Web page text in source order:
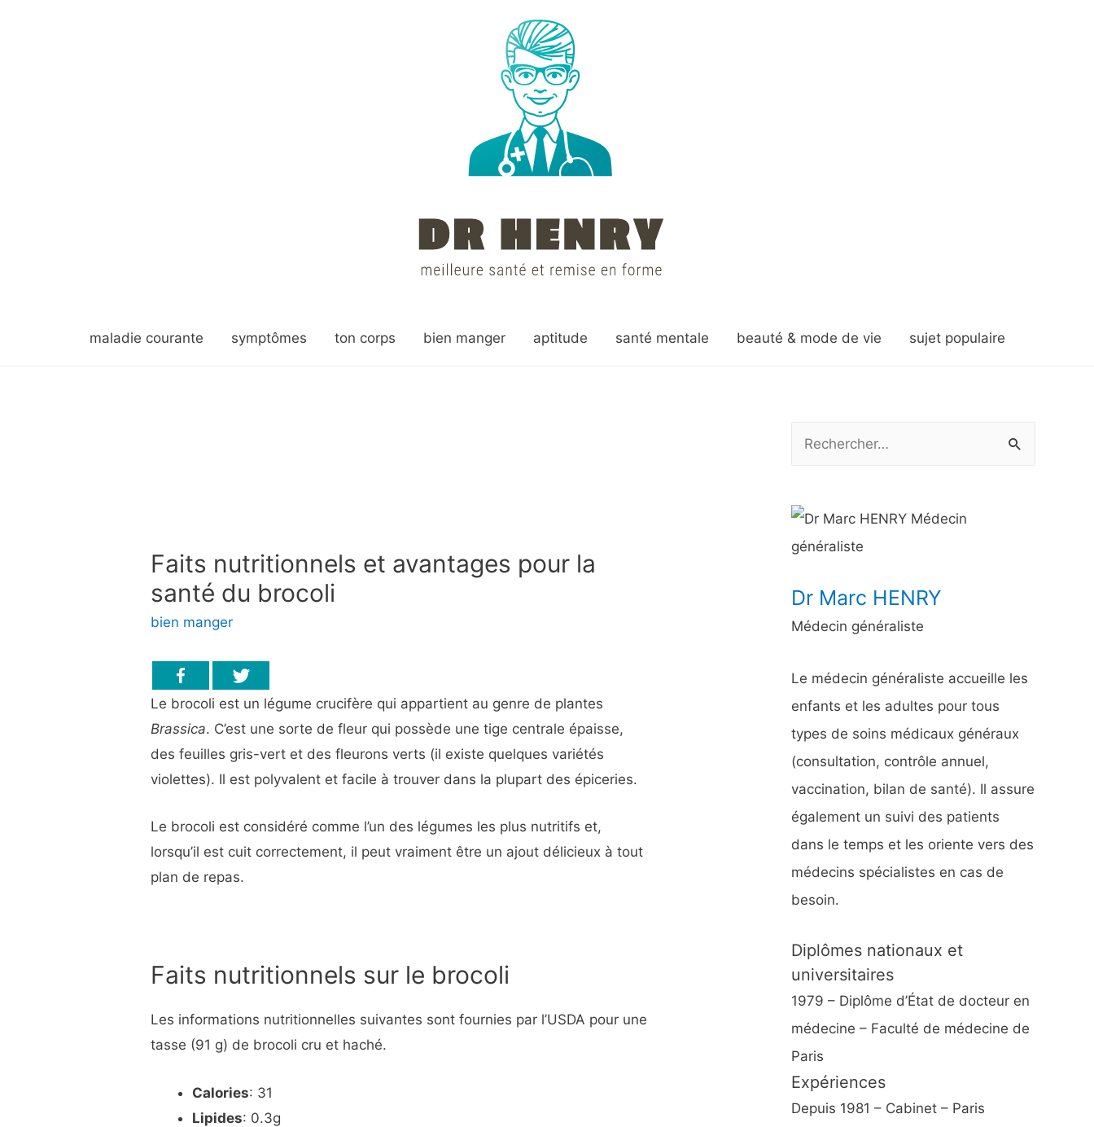
maladie courante symptômes ton corps bien manger aptitude santé mentale beauté & mode de vie sujet populaire
Faits nutritionnels et avantages pour la
santé du brocoli
bien manger
Le brocoli est un légume crucifère qui appartient au genre de plantes
Brassica. C’est une sorte de fleur qui possède une tige centrale épaisse,
des feuilles gris-vert et des fleurons verts (il existe quelques variétés
violettes). Il est polyvalent et facile à trouver dans la plupart des épiceries.
Le brocoli est considéré comme l’un des légumes les plus nutritifs et,
lorsqu’il est cuit correctement, il peut vraiment être un ajout délicieux à tout
plan de repas.
Faits nutritionnels sur le brocoli
Les informations nutritionnelles suivantes sont fournies par l’USDA pour une
tasse (91 g) de brocoli cru et haché.
Calories: 31
Lipides: 0.3g
h
e
c
h
r
:
Dr Marc HENRY
Médecin généraliste
Le médecin généraliste accueille les
enfants et les adultes pour tous
types de soins médicaux généraux
(consultation, contrôle annuel,
vaccination, bilan de santé). Il assure
également un suivi des patients
dans le temps et les oriente vers des
médecins spécialistes en cas de
besoin.
Diplômes nationaux et
universitaires
1979 – Diplôme d’État de docteur en
médecine – Faculté de médecine de
Paris
Expériences
Depuis 1981 – Cabinet – Paris